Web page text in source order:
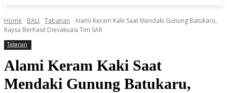
Home BALI Tabanan
Alami Keram Kaki Saat Mendaki Gunung Batukaru,
Raysa Berhasil Dievakuasi Tim SAR
Tabanan
Alami Keram Kaki Saat
Mendaki Gunung Batukaru,